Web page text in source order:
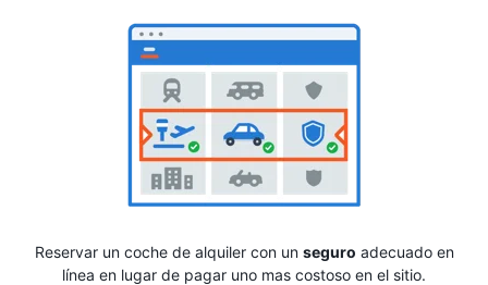
Reservar un coche de alquiler con un seguro adecuado en
línea en lugar de pagar uno mas costoso en el sitio.